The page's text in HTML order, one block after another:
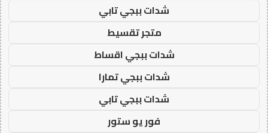
شدات ببجي تابي
متجر تقسيط
شدات ببجي اقساط
شدات ببجي تمارا
شدات ببجي تابي
فور يو ستور